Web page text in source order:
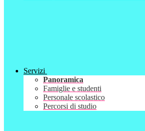
Servizi
Panoramica
Famiglie e studenti
Personale scolastico
Percorsi di studio